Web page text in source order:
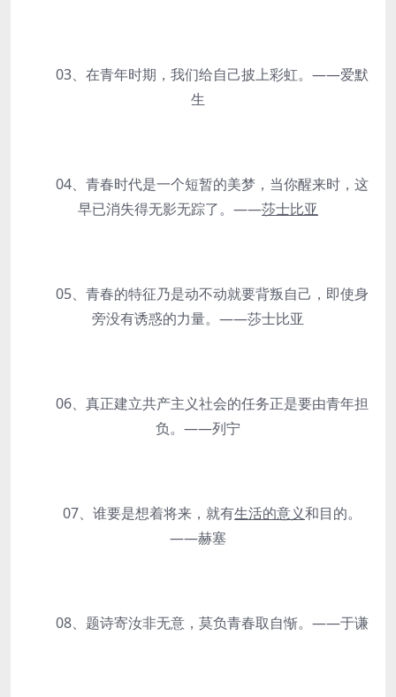
03、在青年时期，我们给自己披上彩虹。——爱默
生
04、青春时代是一个短暂的美梦，当你醒来时，这
早已消失得无影无踪了。——莎士比亚
05、青春的特征乃是动不动就要背叛自己，即使身
旁没有诱惑的力量。——莎士比亚
06、真正建立共产主义社会的任务正是要由青年担
负。——列宁
07、谁要是想着将来，就有生活的意义和目的。
——赫塞
08、题诗寄汝非无意，莫负青春取自惭。——于谦